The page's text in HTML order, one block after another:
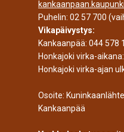
Puhelin: 02 57 700
Vikapäivystys:
Kankaanpää: 044 578
Honkajoki virka-aikana:
Honkajoki virka-ajan
Osoite:
Kankaanpää